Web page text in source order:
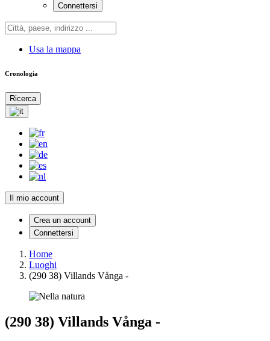
Connettersi
Usa la mappa
Cronologia
Ricerca
Il mio account
Crea un account
Connettersi
Home
Luoghi
(290 38) Villands Vånga -
(290 38) Villands Vånga -